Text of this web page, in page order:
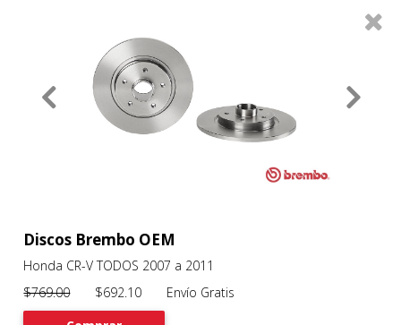
About
Services
0
Previous
Discos Brembo OEM
Honda CR-V TODOS 2007 a 2011
$769.00$692.10 Envío Gratis